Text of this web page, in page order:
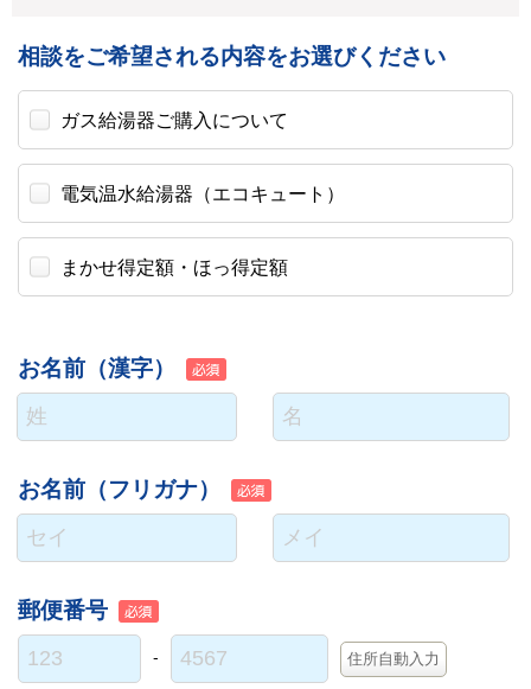
相談をご希望される内容をお選びください
ガス給湯器ご購入について
電気温水給湯器（エコキュート）
まかせ得定額・ほっ得定額
お名前（漢字）
お名前（フリガナ）
郵便番号
-